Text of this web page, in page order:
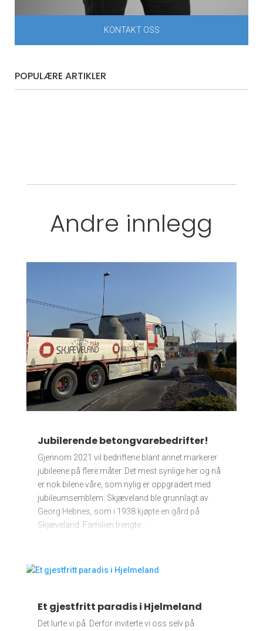
KONTAKT OSS
POPULÆRE ARTIKLER
Andre innlegg
Jubilerende betongvarebedrifter!
Gjennom 2021 vil bedriftene blant annet markerer
jubileene på flere måter. Det mest synlige her og nå
er nok bilene våre, som nylig er oppgradert med
jubileumsemblem. Skjæveland ble grunnlagt av
Georg Hebnes, som i 1938 kjøpte en gård på
Skjæveland. Familien trengte...
Et gjestfritt paradis i Hjelmeland
Det lurte vi på. Derfor inviterte vi oss selv på